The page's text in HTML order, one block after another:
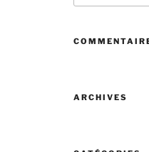
ARCHIVES